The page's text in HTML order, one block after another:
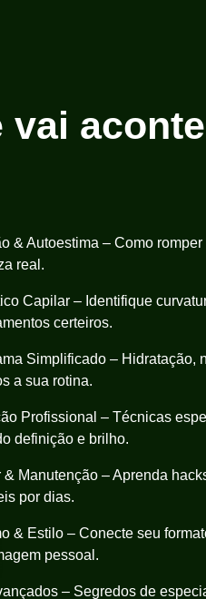
vai
& Autoestima – Como
real.
Capilar – Identifique
certeiros.
Simplificado – Hidratação,
a sua rotina.
Profissional – Técnicas
definição e brilho.
& Manutenção – Aprenda
por dias.
& Estilo – Conecte seu
pessoal.
– Segredos de